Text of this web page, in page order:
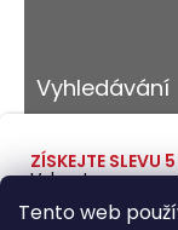
Tento web
Vyhledávání
HLEDAT
ZÍSKEJTE SLEVU
Vybavte se na
Zadejte svůj e-
slevový kód.